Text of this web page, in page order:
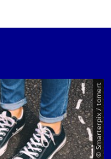
© Smarterpix / tomert